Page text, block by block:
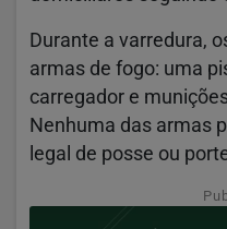
Durante a varredura,
armas de fogo: uma
carregador e
Nenhuma das armas
legal de posse ou